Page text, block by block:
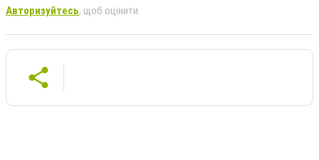
Авторизуйтесь, щоб оцінити